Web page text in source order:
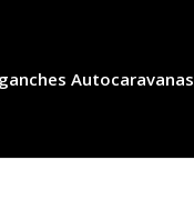
Autocaravanas